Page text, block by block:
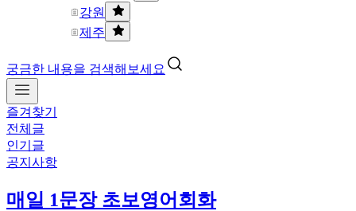
강원
제주
궁금한 내용을 검색해보세요
즐겨찾기
전체글
인기글
공지사항
매일 1문장 초보영어회화